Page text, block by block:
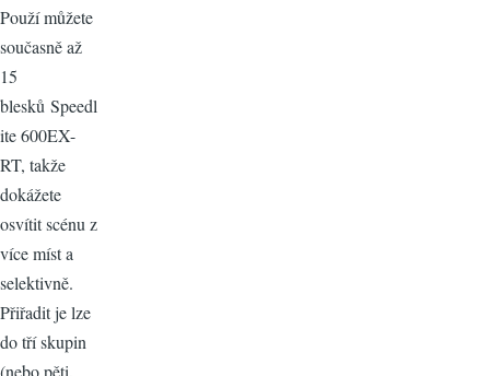
Použí můžete
současně až
15
blesků Speedl
ite 600EX-
RT, takže
dokážete
osvítit scénu z
více míst a
selektivně.
Přiřadit je lze
do tří skupin
(nebo pěti,